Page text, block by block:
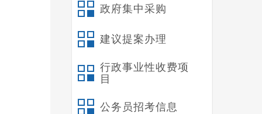
政府集中采购
建议提案办理
行政事业性收费项
目
公务员招考信息